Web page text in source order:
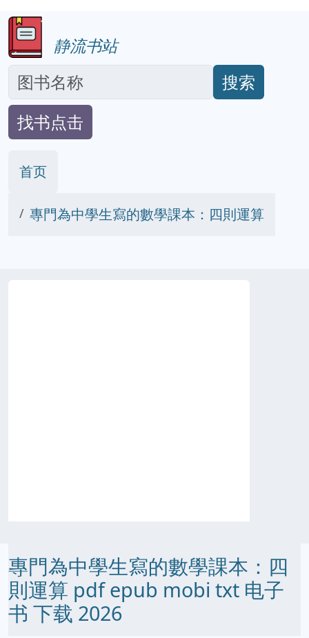
静流书站
搜索
找书点击
首页
專門為中學生寫的數學課本：四則運算
專門為中學生寫的數學課本：四
則運算 pdf epub mobi txt 电子
书 下载 2026